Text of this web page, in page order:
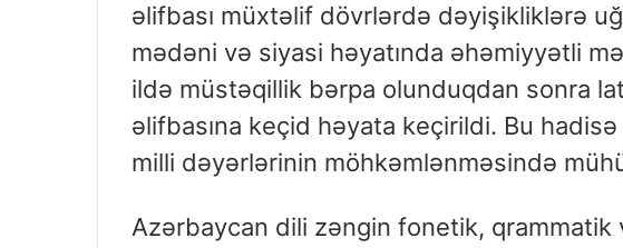
əlifbası müxtəlif dövrlərdə dəyişikliklərə
mədəni və siyasi həyatında əhəmiyyətli
ildə müstəqillik bərpa olunduqdan sonra
əlifbasına keçid həyata keçirildi. Bu
milli dəyərlərinin möhkəmlənməsində
Azərbaycan dili zəngin fonetik, qrammatik